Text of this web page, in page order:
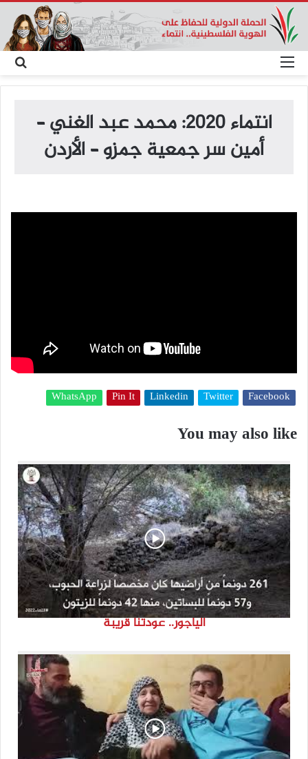
عن
انتماء 2020: محمد عبد الغني –
أمين سر جمعية جمزو – الأردن
Facebook
Twitter
Linkedin
Pin It
WhatsApp
You may also like
الياجور.. عودتنا قريبة